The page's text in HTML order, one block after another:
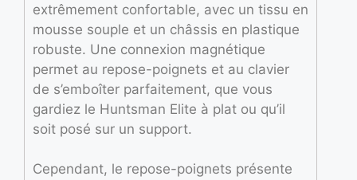
extrêmement confortable, avec un tissu en
mousse souple et un châssis en plastique
robuste. Une connexion magnétique
permet au repose-poignets et au clavier
de s’emboîter parfaitement, que vous
gardiez le Huntsman Elite à plat ou qu’il
soit posé sur un support.
Cependant, le repose-poignets présente